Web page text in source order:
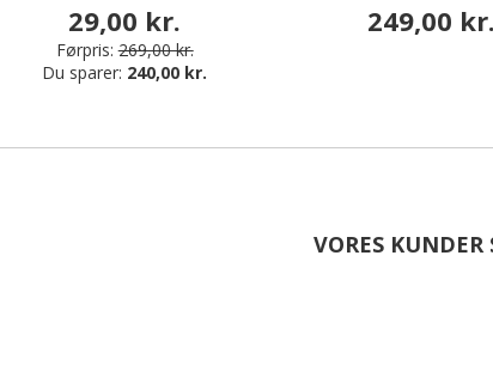
29,00 kr.
Førpris: 269,00 kr.
Du sparer: 240,00 kr.
249,00 kr.
VORES KUNDER